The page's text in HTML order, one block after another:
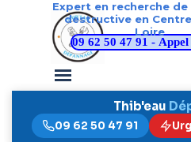
Aller au contenu
09 62 50 47 91 -
Expert en recherche
destructive en
Loire
Thib'eau
09 62 50 47 91